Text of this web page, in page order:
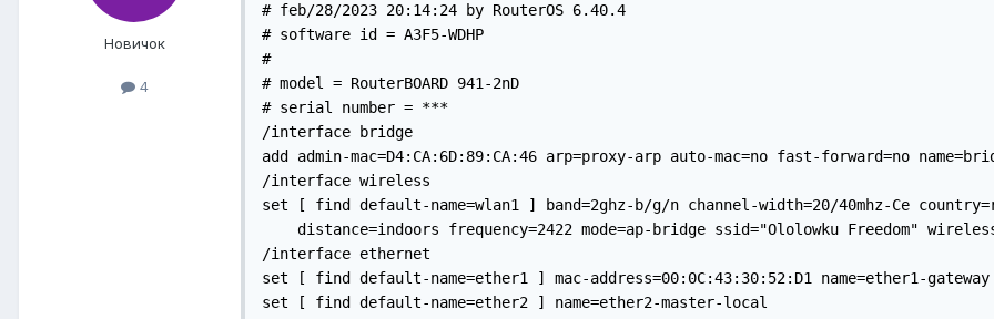
Новичок
4
# feb/28/2023 20:14:24 by RouterOS 6.40.4
# software id = A3F5-WDHP
#
# model = RouterBOARD 941-2nD
# serial number = ***
/interface bridge
add admin-mac=D4:CA:6D:89:CA:46 arp=proxy-arp auto-mac=no fast-forward=no
/interface wireless
set [ find default-name=wlan1 ] band=2ghz-b/g/n channel-width=20/40mhz-Ce
distance=indoors frequency=2422 mode=ap-bridge ssid="Ololowku Freedom"
/interface ethernet
set [ find default-name=ether1 ] mac-address=00:0C:43:30:52:D1 name=ether1-gateway
set [ find default-name=ether2 ] name=ether2-master-local